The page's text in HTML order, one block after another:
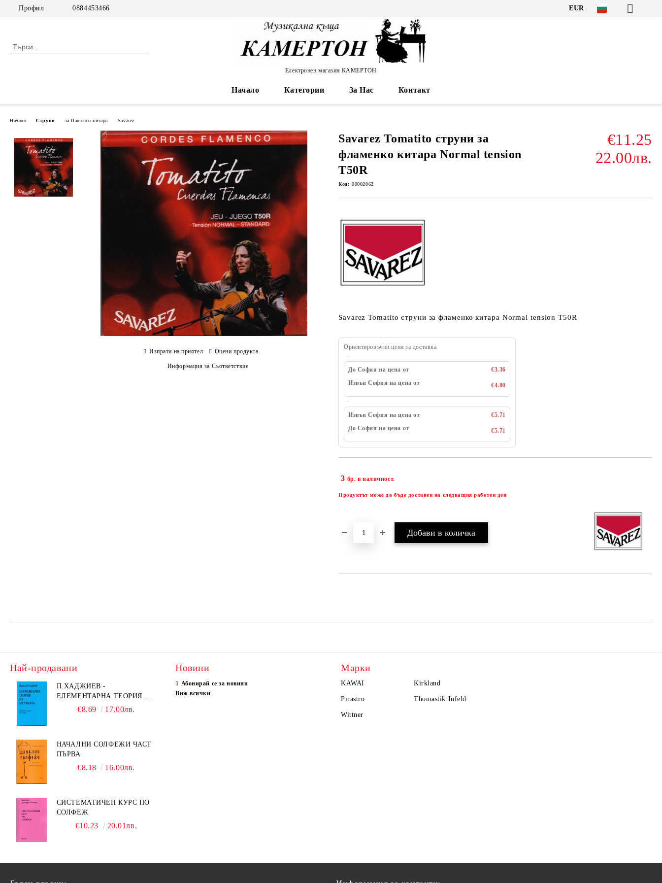
Профил 0884453466 EUR
Електронен магазин КАМЕРТОН
Начало Категории За Нас Контакт
Начало Струни за flamenco китара Savarez
Savarez Tomatito струни за
фламенко китара Normal tension
T50R
€11.25
22.00лв.
Код: 00002062
Savarez Tomatito струни за фламенко китара Normal tension T50R
Ориентировъчни цени за доставка
До София на цена от
€3.36
Извън София на цена от
€4.80
Извън София на цена от
€5.71
До София на цена от
€5.71
3 бр. в наличност.
Продуктът може да бъде доставен на следващия работен ден
Изпрати на приятел Оцени продукта
Информация за Съответствие
Най-продавани
П.ХАДЖИЕВ -
ЕЛЕМЕНТАРНА ТЕОРИЯ НА
МУЗИКАТА
€8.69 17.00лв.
НАЧАЛНИ СОЛФЕЖИ ЧАСТ
ПЪРВА
€8.18 16.00лв.
СИСТЕМАТИЧЕН КУРС ПО
СОЛФЕЖ
€10.23 20.01лв.
Новини
Абонирай се за новини
Виж всички
Марки
KAWAI Kirkland
Pirastro Thomastik Infeld
Wittner